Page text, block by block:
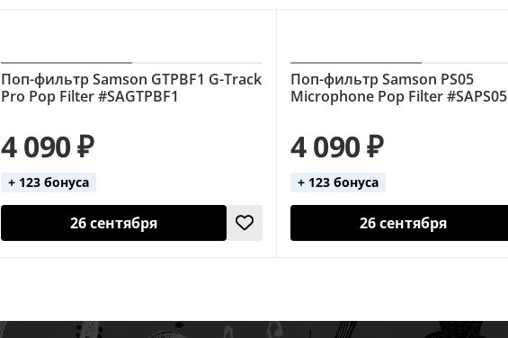
Поп-фильтр Samson GTPBF1 G-Track
Pro Pop Filter #SAGTPBF1
4 090 ₽
+ 123 бонуса
26 сентября
Поп-фильтр Samson PS05
Microphone Pop Filter #SAPS05
4 090 ₽
+ 123 бонуса
26 сентября